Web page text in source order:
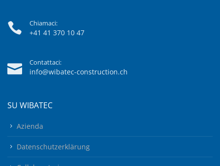
Chiamaci:
+41 41 370 10 47
Contattaci:
info@wibatec-construction.ch
SU WIBATEC
Azienda
Datenschutzerklärung